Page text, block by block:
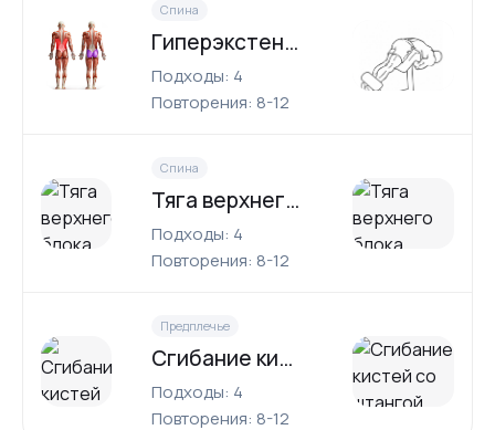
Спина
Гиперэкстензия
Подходы: 4
Повторения: 8-12
Спина
Тяга верхнего блока широким хватом
Подходы: 4
Повторения: 8-12
Предплечье
Сгибание кистей со штангой (обратный хват)
Подходы: 4
Повторения: 8-12